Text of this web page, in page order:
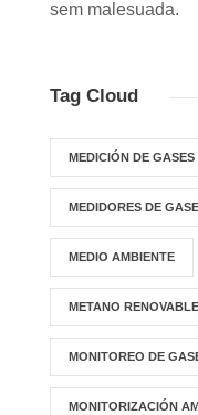
sem malesuada.
Tag Cloud
MEDICIÓN DE
MEDIDORES DE
MEDIO AMBIENTE
METANO RENOVABLE
MONITOREO DE
MONITORIZACIÓN